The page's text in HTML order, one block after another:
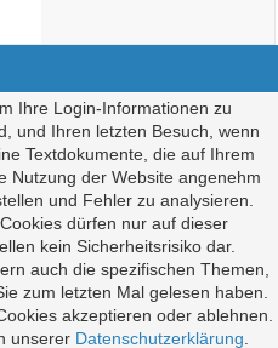
Ihre Login-Informationen zu
und Ihren letzten Besuch, wenn
Textdokumente, die auf Ihrem
Nutzung der Website angenehm
und Fehler zu analysieren.
dürfen nur auf dieser
kein Sicherheitsrisiko dar.
auch die spezifischen Themen,
zum letzten Mal gelesen haben.
akzeptieren oder ablehnen.
unserer Datenschutzerklärung